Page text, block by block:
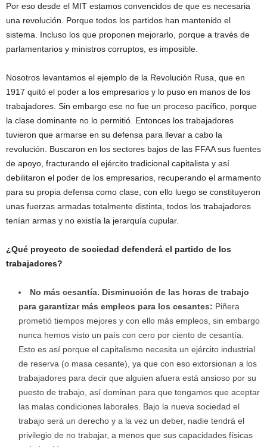
Por eso desde el MIT estamos convencidos de que es necesaria
una revolución. Porque todos los partidos han mantenido el
sistema. Incluso los que proponen mejorarlo, porque a través de
parlamentarios y ministros corruptos, es imposible.
Nosotros levantamos el ejemplo de la Revolución Rusa, que en
1917 quitó el poder a los empresarios y lo puso en manos de los
trabajadores. Sin embargo ese no fue un proceso pacífico, porque
la clase dominante no lo permitió. Entonces los trabajadores
tuvieron que armarse en su defensa para llevar a cabo la
revolución. Buscaron en los sectores bajos de las FFAA sus fuentes
de apoyo, fracturando el ejército tradicional capitalista y así
debilitaron el poder de los empresarios, recuperando el armamento
para su propia defensa como clase, con ello luego se constituyeron
unas fuerzas armadas totalmente distinta, todos los trabajadores
tenían armas y no existía la jerarquía cupular.
¿Qué proyecto de sociedad defenderá el partido de los
trabajadores?
No más cesantía. Disminución de las horas de trabajo
para garantizar más empleos para los cesantes: Piñera
prometió tiempos mejores y con ello más empleos, sin embargo
nunca hemos visto un país con cero por ciento de cesantía.
Esto es así porque el capitalismo necesita un ejército industrial
de reserva (o masa cesante), ya que con eso extorsionan a los
trabajadores para decir que alguien afuera está ansioso por su
puesto de trabajo, así dominan para que tengamos que aceptar
las malas condiciones laborales. Bajo la nueva sociedad el
trabajo será un derecho y a la vez un deber, nadie tendrá el
privilegio de no trabajar, a menos que sus capacidades físicas